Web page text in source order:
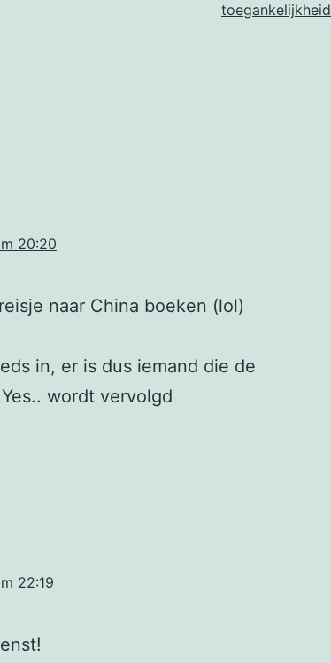
toegankelijkheid
20:20
naar China boeken (lol)
in, er is dus iemand die de
wordt vervolgd
22:19